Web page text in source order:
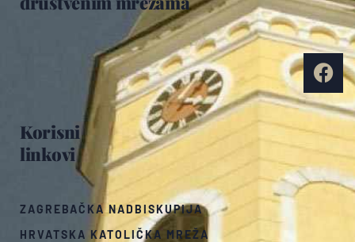
Korisni
linkovi
ZAGREBAČKA NADBISKUPIJA
HRVATSKA KATOLIČKA MREŽA